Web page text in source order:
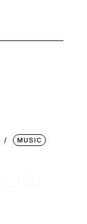
MUSIC